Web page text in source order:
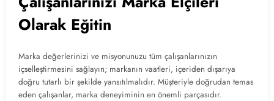
Olarak Eğitin
Marka değerlerinizi ve misyonunuzu tüm çalışanlarınızın
içselleştirmesini sağlayın; markanın vaatleri, içeriden dışarıya
doğru tutarlı bir şekilde yansıtılmalıdır. Müşteriyle doğrudan temas
eden çalışanlar, marka deneyiminin en önemli parçasıdır.